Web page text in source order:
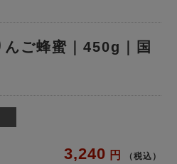
んご蜂蜜｜450g｜国
3,240 税込